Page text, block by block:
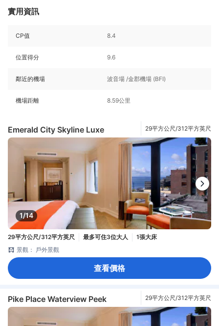
實用資訊
CP值 8.4
位置得分 9.6
鄰近的機場 波音場 /金郡機場 (BFI)
機場距離 8.59公里
Emerald City Skyline Luxe 29平方公尺/312平方英尺
1/14
29平方公尺/312平方英尺 最多可住3位大人
1張大床
景觀： 戶外景觀
查看價格
Pike Place Waterview Peek 29平方公尺/312平方英尺